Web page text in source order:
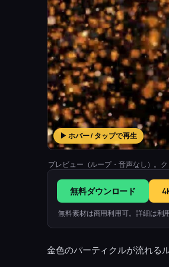
▶ ホバー / タップで再生
プレビュー（ループ・音声なし）。
無料ダウンロード
無料素材は商用利用可。詳細は利
金色のパーティクルが流れる